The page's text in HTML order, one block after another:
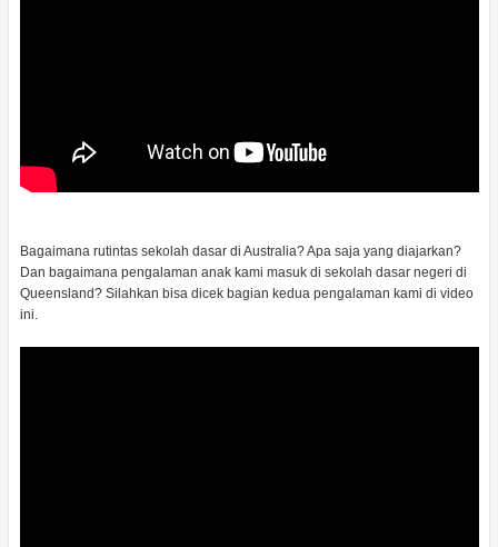
Bagaimana rutintas sekolah dasar di Australia? Apa saja yang diajarkan?
Dan bagaimana pengalaman anak kami masuk di sekolah dasar negeri di
Queensland? Silahkan bisa dicek bagian kedua pengalaman kami di video
ini.